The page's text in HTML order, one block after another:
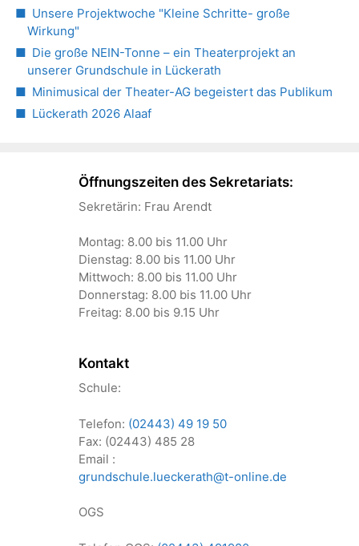
Unsere Projektwoche "Kleine Schritte- große
Wirkung"
Die große NEIN-Tonne – ein Theaterprojekt an
unserer Grundschule in Lückerath
Minimusical der Theater-AG begeistert das Publikum
Lückerath 2026 Alaaf
Öffnungszeiten des Sekretariats:
Sekretärin: Frau Arendt
Montag: 8.00 bis 11.00 Uhr
Dienstag: 8.00 bis 11.00 Uhr
Mittwoch: 8.00 bis 11.00 Uhr
Donnerstag: 8.00 bis 11.00 Uhr
Freitag: 8.00 bis 9.15 Uhr
Kontakt
Schule:
Telefon: (02443) 49 19 50
Fax: (02443) 485 28
Email :
grundschule.lueckerath@t-online.de
OGS